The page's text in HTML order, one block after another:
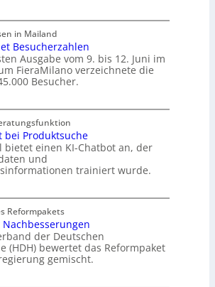
in Mailand
Besucherzahlen
Ausgabe vom 9. bis 12. Juni im
FieraMilano verzeichnete die
Besucher.
bei Produktsuche
bietet einen KI-Chatbot an, der
und
trainiert wurde.
Reformpakets
der Deutschen
(HDH) bewertet das Reformpaket
gemischt.